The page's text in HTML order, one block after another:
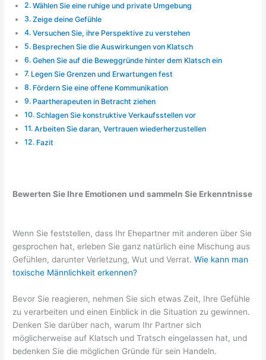
Wählen Sie eine ruhige und private Umgebung
Zeige deine Gefühle
Versuchen Sie, ihre Perspektive zu verstehen
Besprechen Sie die Auswirkungen von Klatsch
Gehen Sie auf die Beweggründe hinter dem Klatsch ein
Legen Sie Grenzen und Erwartungen fest
Fördern Sie eine offene Kommunikation
Paartherapeuten in Betracht ziehen
Schlagen Sie konstruktive Verkaufsstellen vor
Arbeiten Sie daran, Vertrauen wiederherzustellen
Fazit
Bewerten Sie Ihre Emotionen und sammeln Sie Erkenntnisse
Wenn Sie feststellen, dass Ihr Ehepartner mit anderen über Sie
gesprochen hat, erleben Sie ganz natürlich eine Mischung aus
Gefühlen, darunter Verletzung, Wut und Verrat.Wie kann man
toxische Männlichkeit erkennen?
Bevor Sie reagieren, nehmen Sie sich etwas Zeit, Ihre Gefühle
zu verarbeiten und einen Einblick in die Situation zu gewinnen.
Denken Sie darüber nach, warum Ihr Partner sich
möglicherweise auf Klatsch und Tratsch eingelassen hat, und
bedenken Sie die möglichen Gründe für sein Handeln.